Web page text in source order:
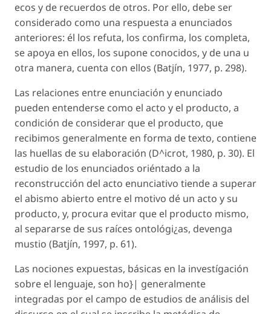
ecos y de recuerdos de otros. Por ello, debe ser
considerado como una respuesta a enunciados
anteriores: él los refuta, los confirma, los completa,
se apoya en ellos, los supone conocidos, y de una u
otra manera, cuenta con ellos (Batjín, 1977, p. 298).
Las relaciones entre enunciación y enunciado
pueden entenderse como el acto y el producto, a
condición de considerar que el producto, que
recibimos generalmente en forma de texto, contiene
las huellas de su elaboración (D^icrot, 1980, p. 30). El
estudio de los enunciados oriéntado a la
reconstrucción del acto enunciativo tiende a superar
el abismo abierto entre el motivo dé un acto y su
producto, y, procura evitar que el producto mismo,
al separarse de sus raíces ontológi¿as, devenga
mustio (Batjín, 1997, p. 61).
Las nociones expuestas, básicas en la investígación
sobre el lenguaje, son ho}| generalmente
integradas por el campo de estudios de análisis del